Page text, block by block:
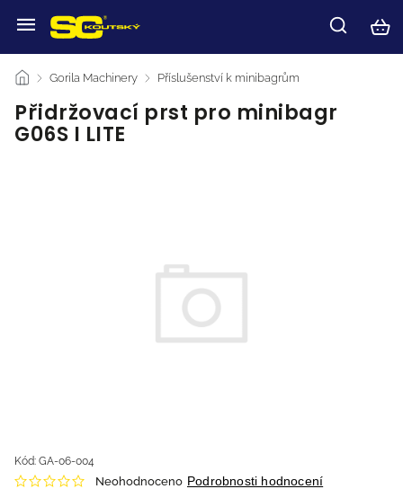
/ Gorila Machinery / Příslušenství k minibagrům
Přidržovací prst pro minibagr
G06S I LITE
Kód: GA-06-004
Neohodnoceno Podrobnosti hodnocení